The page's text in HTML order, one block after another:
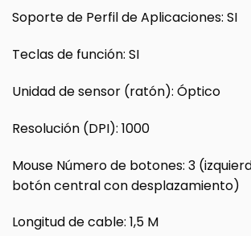
Soporte de Perfil de Aplicaciones: SI
Teclas de función: SI
Unidad de sensor (ratón): Óptico
Resolución (DPI): 1000
Mouse Número de botones: 3
botón central con desplazamiento)
Longitud de cable: 1,5 M